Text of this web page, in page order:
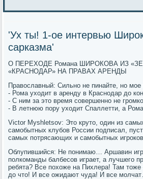
'Ух ты! 1-ое интервью
сарказма'
О ПЕРЕХОДЕ Романа ШИРОКОВА ИЗ
«КРАСНОДАР» НА ПРАВАХ АРЕНДЫ
Православный: Сильно не пинайте, но мое
- Рома уходит в аренду в Краснодар до
- С ним за это время совершенно не
- В летнюю пору уходит Спаллетти, а Рома
Victor Myshletsov: Это круто, один из
самобытных клубов России подписал,
самых потрясающих и самобытных
Облупившийся: Не понимаю… Аршавин
полкоманды балбесов играет, а лучшего
ребята? Все похоже на Пихлера! Там
до что! И все ожидают чуда! И все